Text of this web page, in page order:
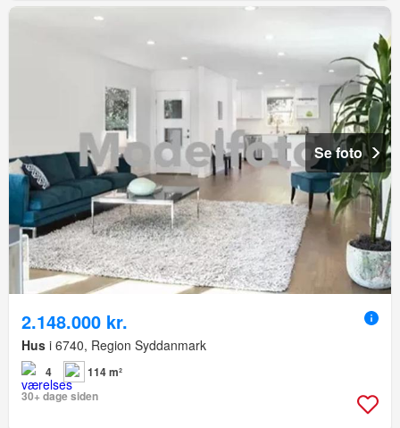
Se foto
2.148.000 kr.
Hus i 6740, Region Syddanmark
4
114 m²
30+ dage siden